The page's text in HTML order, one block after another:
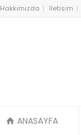
Hakkımızda İletisim
ANASAYFA